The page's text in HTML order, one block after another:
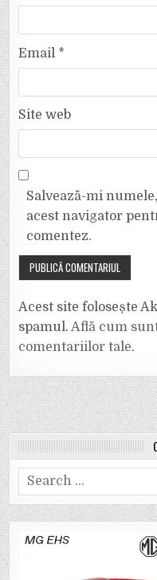
Email *
Site web
Salvează-mi
acest navigator
comentez.
Acest site folosește
spamul.Află cum
comentariilor tale.
Search
for: